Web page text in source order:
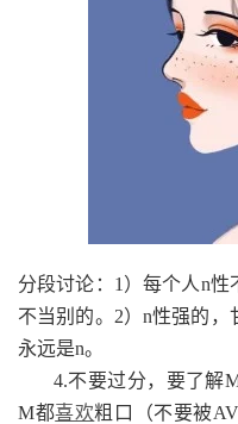
分段讨论：1）每个人n
不当别的。2）n性强的
永远是n。
4.不要过分，要了解
M都喜欢粗口（不要被